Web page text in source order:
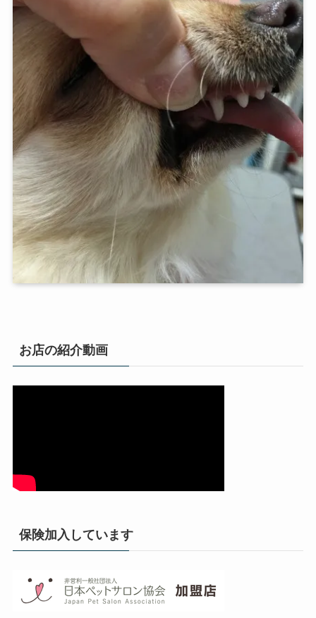
お店の紹介動画
保険加入しています